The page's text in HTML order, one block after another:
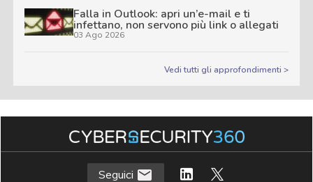
Falla in Outlook: apri un’e-mail e ti
infettano, non servono più link o allegati
03 Ago 2026
Vedi tutti gli approfondimenti >
Seguici